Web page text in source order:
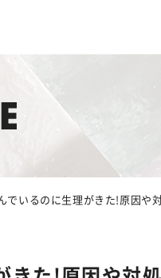
ランドコンセプト
でいるのに生理がきた!原因や